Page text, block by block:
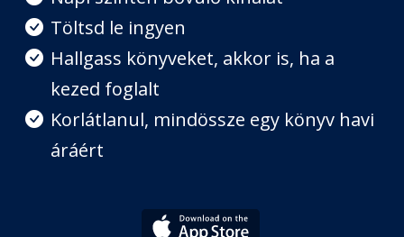
8. rész
Fejezet hossza: 00:12:36
9. rész
Fejezet hossza: 00:12:46
Töltsd le ingyen
Hallgass könyveket, akkor is, ha a
kezed foglalt
Korlátlanul, mindössze egy könyv havi
áráért